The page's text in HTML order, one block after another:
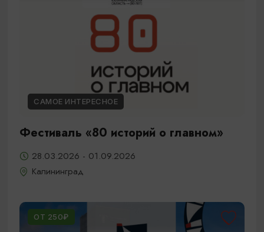
САМОЕ ИНТЕРЕСНОЕ
Фестиваль «80 историй о главном»
28.03.2026 - 01.09.2026
Калининград
ОТ 250₽